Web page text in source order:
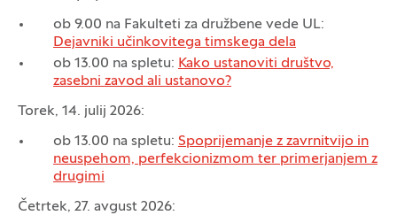
ob 9.00 na Fakulteti za družbene vede UL:
Dejavniki učinkovitega timskega dela
ob 13.00 na spletu: Kako ustanoviti društvo,
zasebni zavod ali ustanovo?
Torek, 14. julij 2026:
ob 13.00 na spletu: Spoprijemanje z zavrnitvijo in
neuspehom, perfekcionizmom ter primerjanjem z
drugimi
Četrtek, 27. avgust 2026: